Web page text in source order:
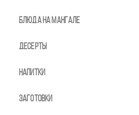
Блюда на мангале
Десерты
Напитки
Заготовки